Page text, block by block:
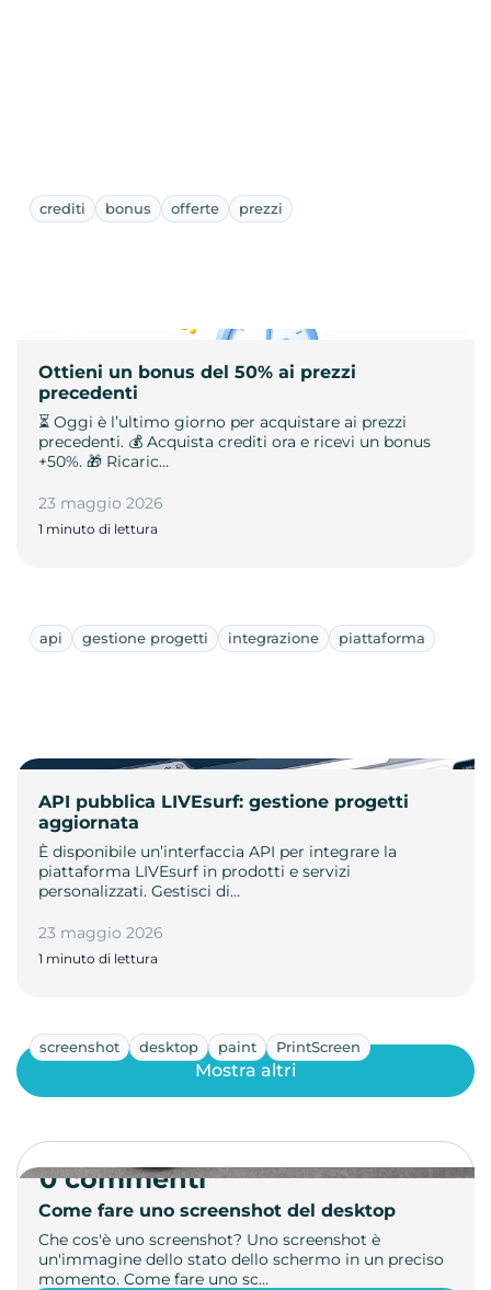
crediti bonus offerte prezzi
Ottieni un bonus del 50% ai prezzi
precedenti
⏳ Oggi è l’ultimo giorno per acquistare ai prezzi
precedenti. 💰 Acquista crediti ora e ricevi un bonus
+50%. 🎁 Ricaric…
23 maggio 2026
1 minuto di lettura
api gestione progetti integrazione piattaforma
API pubblica LIVEsurf: gestione progetti
aggiornata
È disponibile un’interfaccia API per integrare la
piattaforma LIVEsurf in prodotti e servizi
personalizzati. Gestisci di…
23 maggio 2026
1 minuto di lettura
screenshot desktop paint PrintScreen
Come fare uno screenshot del desktop
Che cos'è uno screenshot? Uno screenshot è
un'immagine dello stato dello schermo in un preciso
momento. Come fare uno sc…
Mostra altri
0 commenti